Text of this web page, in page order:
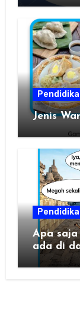
Jenis
Apa saja
ada di